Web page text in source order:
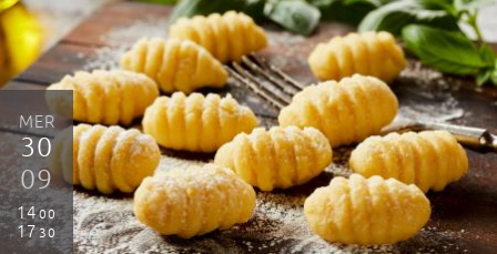
MER
30
09
14 00
1730